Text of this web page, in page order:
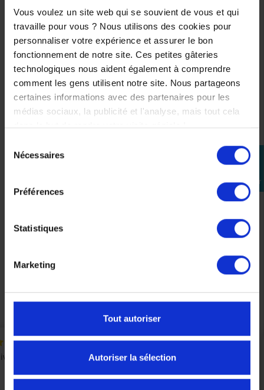
Vous voulez un site web qui se souvient de vous et qui
travaille pour vous ? Nous utilisons des cookies pour
personnaliser votre expérience et assurer le bon
fonctionnement de notre site. Ces petites gâteries
technologiques nous aident également à comprendre
comment les gens utilisent notre site. Nous partageons
certaines informations avec des partenaires pour les
médias sociaux, la publicité et l'analyse, mais tout cela
dans le but de rendre votre visite géniale !
Nécessaires
Préférences
Statistiques
Marketing
Tout autoriser
Autoriser la sélection
perm_identity
connecter
Barillet standard pour TOP CASE YAMAHA